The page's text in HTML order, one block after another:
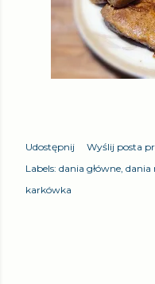
Udostępnij
Wyślij posta
Labels: dania główne dania
karkówka